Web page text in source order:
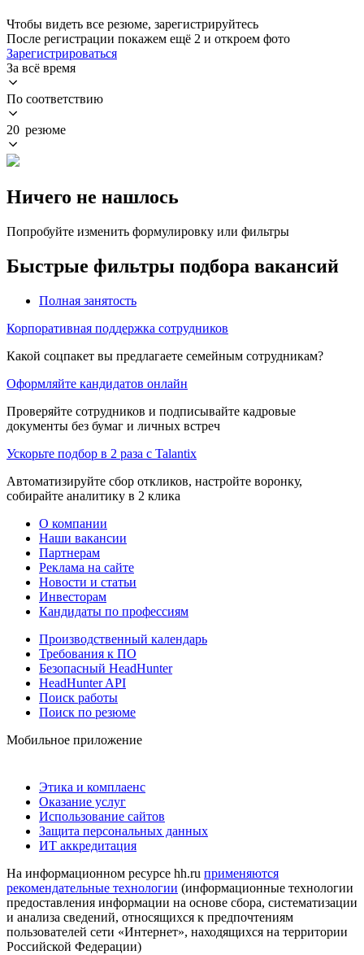
Чтобы видеть все резюме, зарегистрируйтесь
После регистрации покажем ещё 2 и откроем фото
Зарегистрироваться
За всё время
По соответствию
20 резюме
Ничего не нашлось
Попробуйте изменить формулировку или фильтры
Быстрые фильтры подбора вакансий
Полная занятость
Корпоративная поддержка сотрудников
Какой соцпакет вы предлагаете семейным сотрудникам?
Оформляйте кандидатов онлайн
Проверяйте сотрудников и подписывайте кадровые
документы без бумаг и личных встреч
Ускорьте подбор в 2 раза с Talantix
Автоматизируйте сбор откликов, настройте воронку,
собирайте аналитику в 2 клика
О компании
Наши вакансии
Партнерам
Реклама на сайте
Новости и статьи
Инвесторам
Кандидаты по профессиям
Производственный календарь
Требования к ПО
Безопасный HeadHunter
HeadHunter API
Поиск работы
Поиск по резюме
Мобильное приложение
Этика и комплаенс
Оказание услуг
Использование сайтов
Защита персональных данных
ИТ аккредитация
На информационном ресурсе hh.ru применяются
рекомендательные технологии (информационные технологии
предоставления информации на основе сбора, систематизации
и анализа сведений, относящихся к предпочтениям
пользователей сети «Интернет», находящихся на территории
Российской Федерации)